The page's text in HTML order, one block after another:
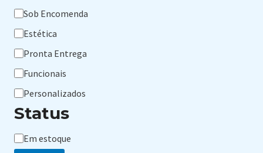
Sob Encomenda
Estética
Pronta Entrega
Funcionais
Personalizados
Status
Status
Em estoque